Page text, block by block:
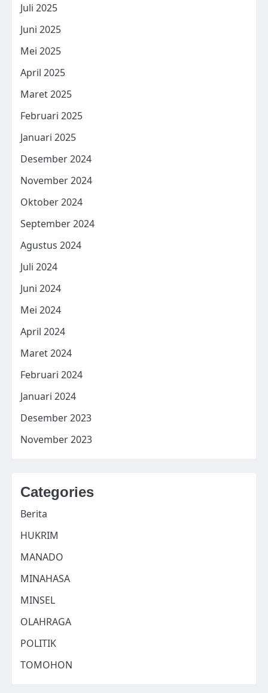
Juli 2025
Juni 2025
Mei 2025
April 2025
Maret 2025
Februari 2025
Januari 2025
Desember 2024
November 2024
Oktober 2024
September 2024
Agustus 2024
Juli 2024
Juni 2024
Mei 2024
April 2024
Maret 2024
Februari 2024
Januari 2024
Desember 2023
November 2023
Categories
Berita
HUKRIM
MANADO
MINAHASA
MINSEL
OLAHRAGA
POLITIK
TOMOHON